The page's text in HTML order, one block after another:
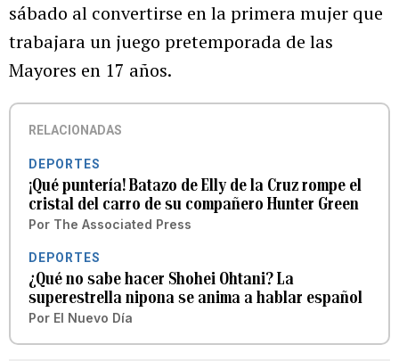
sábado al convertirse en la primera mujer que
trabajara un juego pretemporada de las
Mayores en 17 años.
RELACIONADAS
DEPORTES
¡Qué puntería! Batazo de Elly de la Cruz rompe el
cristal del carro de su compañero Hunter Green
Por The Associated Press
DEPORTES
¿Qué no sabe hacer Shohei Ohtani? La
superestrella nipona se anima a hablar español
Por El Nuevo Día